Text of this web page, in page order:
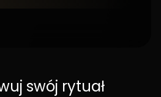
swój rytuał